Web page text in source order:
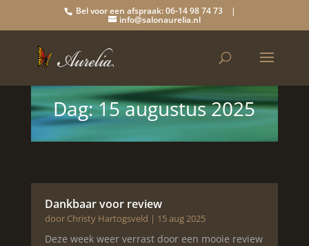
Bel voor een afspraak: 06-14 98 74 73 |
info@salonaurelia.nl
Dag:15 augustus 2025
Dankbaar voor review
door Christy Hartogsveld | 15 aug 2025
Deze week weer verrast door een mooie review